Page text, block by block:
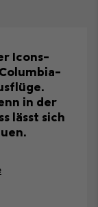
Icons-
in der
lässt sich